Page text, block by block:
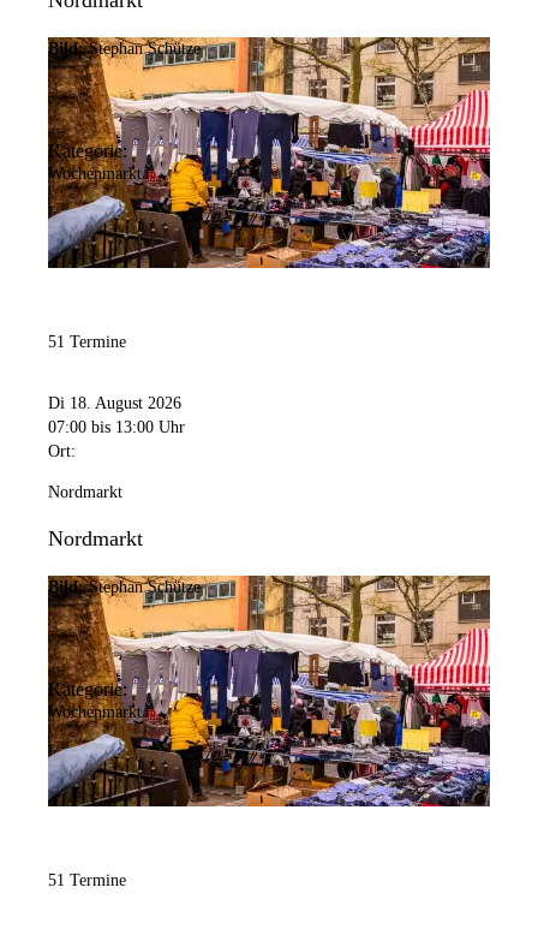
Bild: Stephan Schütze
Kategorie:
Wochenmarkt
51 Termine
Di 18. August 2026
07:00 bis 13:00 Uhr
Ort:
Nordmarkt
Nordmarkt
Bild: Stephan Schütze
Kategorie:
Wochenmarkt
51 Termine